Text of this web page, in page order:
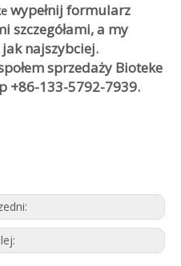
wypełnij formularz
szczegółami, a my
najszybciej.
sprzedaży Bioteke
+86-133-5792-7939.